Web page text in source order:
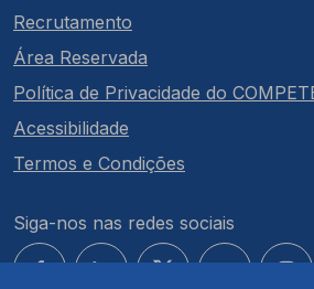
Recrutamento
Área Reservada
Política de Privacidade do
Acessibilidade
Termos e Condições
Siga-nos nas redes sociais